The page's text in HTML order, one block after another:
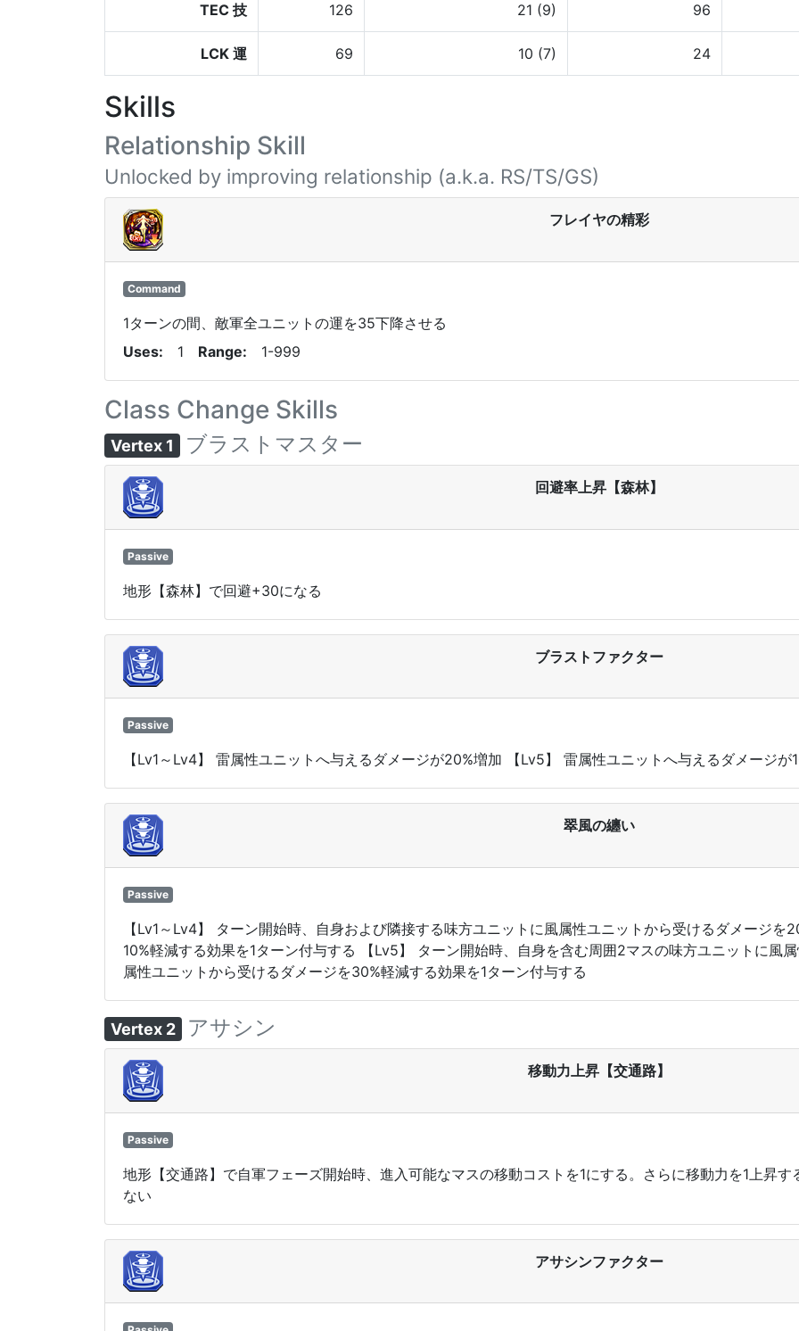
TEC 技 126 21 (9) 96
LCK 運 69 10 (7) 24
Skills
Relationship Skill
Unlocked by improving relationship (a.k.a. RS/TS/GS)
フレイヤの精彩
Command
1ターンの間、敵軍全ユニットの運を35下降させる
Uses
1 Range 1-999
Class Change Skills
Vertex 1 ブラストマスター
回避率上昇【森林】
Passive
地形【森林】で回避+30になる
ブラストファクター
Passive
【Lv1～Lv4】 雷属性ユニットへ与えるダメージが20%増加 【Lv5】 雷属性ユニットへ与えるダメージが
翠風の纏い
Passive
【Lv1～Lv4】 ターン開始時、自身および隣接する味方ユニットに風属性ユニットから受けるダメージを
10%軽減する効果を1ターン付与する 【Lv5】 ターン開始時、自身を含む周囲2マスの味方ユニットに風
属性ユニットから受けるダメージを30%軽減する効果を1ターン付与する
Vertex 2 アサシン
移動力上昇【交通路】
Passive
地形【交通路】で自軍フェーズ開始時、進入可能なマスの移動コストを1にする。さらに移動力を1上昇
ない
アサシンファクター